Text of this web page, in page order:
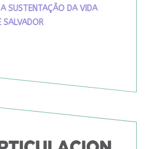
A SUSTENTAÇÃO DA VIDA
SALVADOR